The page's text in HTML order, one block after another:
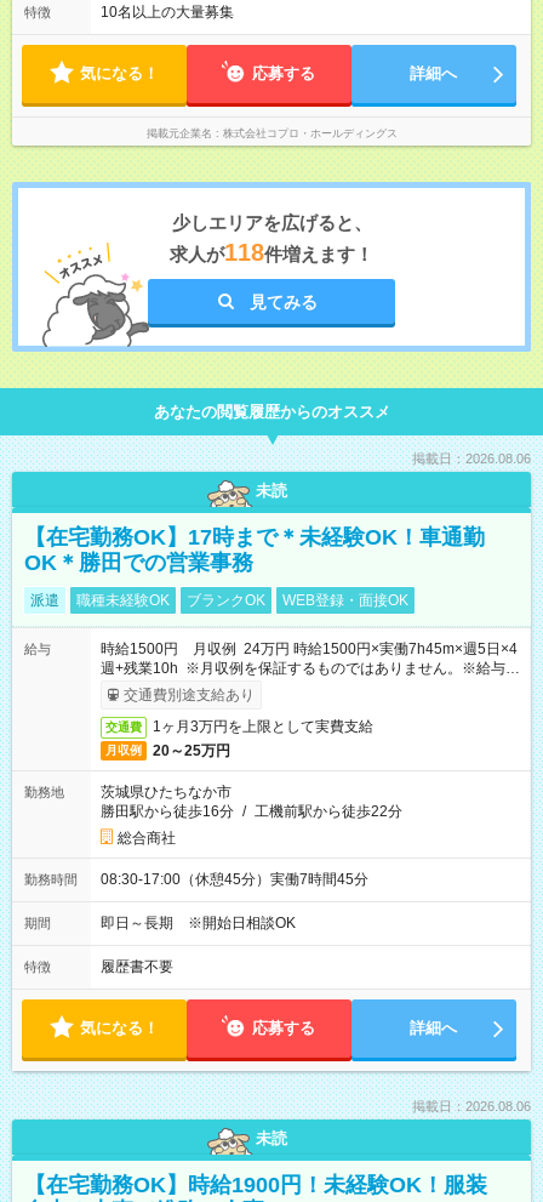
ので、 「今日やるべき仕事」が終われば、自然と区切りをつけ
方を大切にしています。
特徴 10名以上の大量募集
気になる！ 応募する 詳細へ
掲載元企業名 株式会社コプロ・ホールディングス
少しエリアを広げると、
求人が118件増えます！
見てみる
あなたの閲覧履歴からのオススメ
掲載日：2026.08.06
未読
【在宅勤務OK】17時まで＊未経験OK！車通勤
OK＊勝田での営業事務
派遣 職種未経験OK ブランクOK WEB登録・面接OK
給与
時給1500円 月収例 24万円 時給1500円×実働7h45m×週5日×4
週+残業10h ※月収例を保証するものではありません。※給与即
受取りサービス利用可（利用条件有）
交通費別途支給あり
交通費 1ヶ月3万円を上限として実費支給
月収例 20～25万円
勤務地
茨城県ひたちなか市
勝田駅から徒歩16分 / 工機前駅から徒歩22分
総合商社
勤務時間 08:30-17:00（休憩45分）実働7時間45分
期間 即日～長期 ※開始日相談OK
特徴 履歴書不要
気になる！ 応募する 詳細へ
掲載日：2026.08.06
未読
【在宅勤務OK】時給1900円！未経験OK！服装